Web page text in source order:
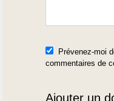
> loc de : «
hèstas, díser,
Prévenez-moi
commentaires de
Ajouter un